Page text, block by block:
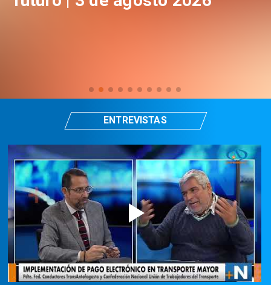
ENTREVISTAS